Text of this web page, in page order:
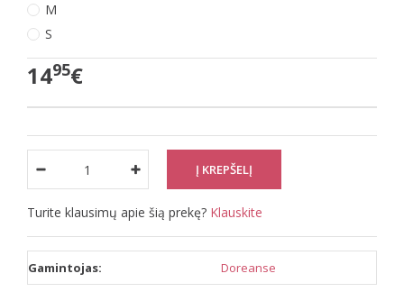
M
S
1495€
Turite klausimų apie šią prekę? Klauskite
Gamintojas: Doreanse